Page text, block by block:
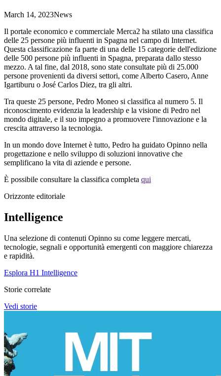
March 14, 2023News
Il portale economico e commerciale Merca2 ha stilato una classifica
delle 25 persone più influenti in Spagna nel campo di Internet.
Questa classificazione fa parte di una delle 15 categorie dell'edizione
delle 500 persone più influenti in Spagna, preparata dallo stesso
mezzo. A tal fine, dal 2018, sono state consultate più di 25.000
persone provenienti da diversi settori, come Alberto Casero, Anne
Igartiburu o José Carlos Diez, tra gli altri.
Tra queste 25 persone, Pedro Moneo si classifica al numero 5. Il
riconoscimento evidenzia la leadership e la visione di Pedro nel
mondo digitale, e il suo impegno a promuovere l'innovazione e la
crescita attraverso la tecnologia.
In un mondo dove Internet è tutto, Pedro ha guidato Opinno nella
progettazione e nello sviluppo di soluzioni innovative che
semplificano la vita di aziende e persone.
È possibile consultare la classifica completa qui
Orizzonte editoriale
Intelligence
Una selezione di contenuti Opinno su come leggere mercati,
tecnologie, segnali e opportunità emergenti con maggiore chiarezza
e rapidità.
Esplora H1 Intelligence
Storie correlate
Vedi storie